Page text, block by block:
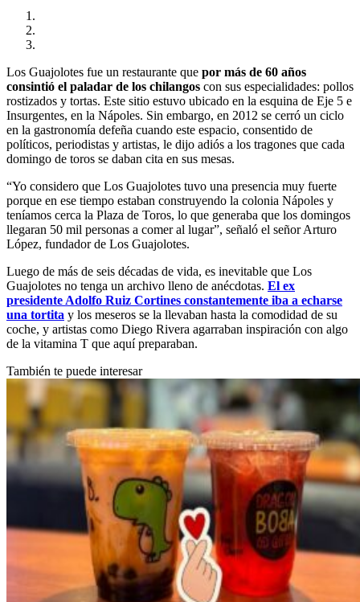
Los Guajolotes fue un restaurante que por más de 60 años
consintió el paladar de los chilangos con sus especialidades: pollos
rostizados y tortas. Este sitio estuvo ubicado en la esquina de Eje 5 e
Insurgentes, en la Nápoles. Sin embargo, en 2012 se cerró un ciclo
en la gastronomía defeña cuando este espacio, consentido de
políticos, periodistas y artistas, le dijo adiós a los tragones que cada
domingo de toros se daban cita en sus mesas.
“Yo considero que Los Guajolotes tuvo una presencia muy fuerte
porque en ese tiempo estaban construyendo la colonia Nápoles y
teníamos cerca la Plaza de Toros, lo que generaba que los domingos
llegaran 50 mil personas a comer al lugar”, señaló el señor Arturo
López, fundador de Los Guajolotes.
Luego de más de seis décadas de vida, es inevitable que Los
Guajolotes no tenga un archivo lleno de anécdotas. El ex
presidente Adolfo Ruiz Cortines constantemente iba a echarse
una tortita y los meseros se la llevaban hasta la comodidad de su
coche, y artistas como Diego Rivera agarraban inspiración con algo
de la vitamina T que aquí preparaban.
También te puede interesar